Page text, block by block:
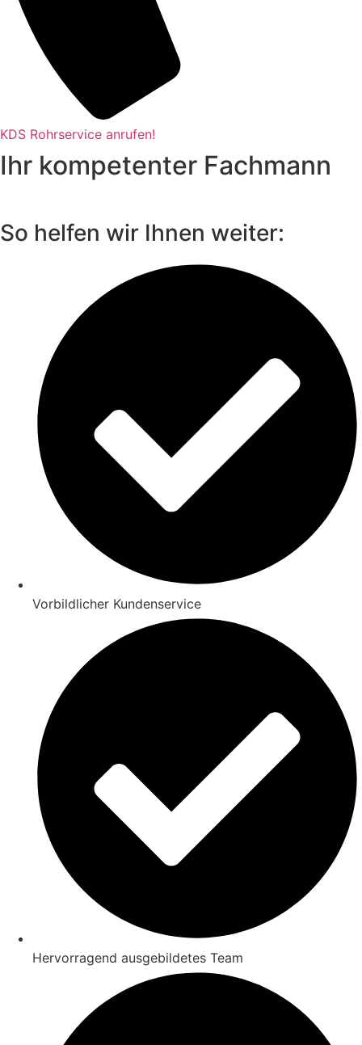
KDS Rohrservice anrufen!
Ihr kompetenter Fachmann
So helfen wir Ihnen weiter:
Vorbildlicher Kundenservice
Hervorragend ausgebildetes Team